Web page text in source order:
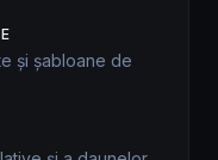
și șabloane de